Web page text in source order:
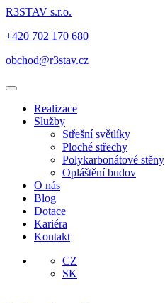
R3STAV s.r.o.
+420 702 170 680
obchod@r3stav.cz
Realizace
Služby
Střešní světlíky
Ploché střechy
Polykarbonátové stěny
Opláštění budov
O nás
Blog
Dotace
Kariéra
Kontakt
CZ
SK